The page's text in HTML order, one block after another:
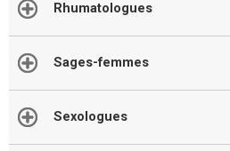
Rhumatologues
Sages-femmes
Sexologues